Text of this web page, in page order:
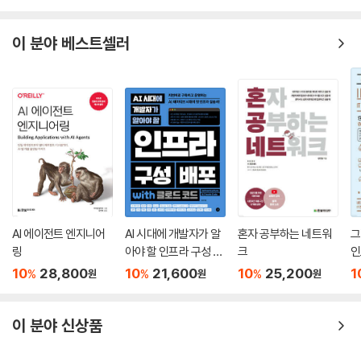
이 분야 베스트셀러
AI 에이전트 엔지니어
링
10% 28,800원
AI 시대에 개발자가 알
아야 할 인프라 구성 배
포 with 클로드 코드
10% 21,600원
혼자 공부하는 네트워
크
10% 25,200원
이 분야 신상품